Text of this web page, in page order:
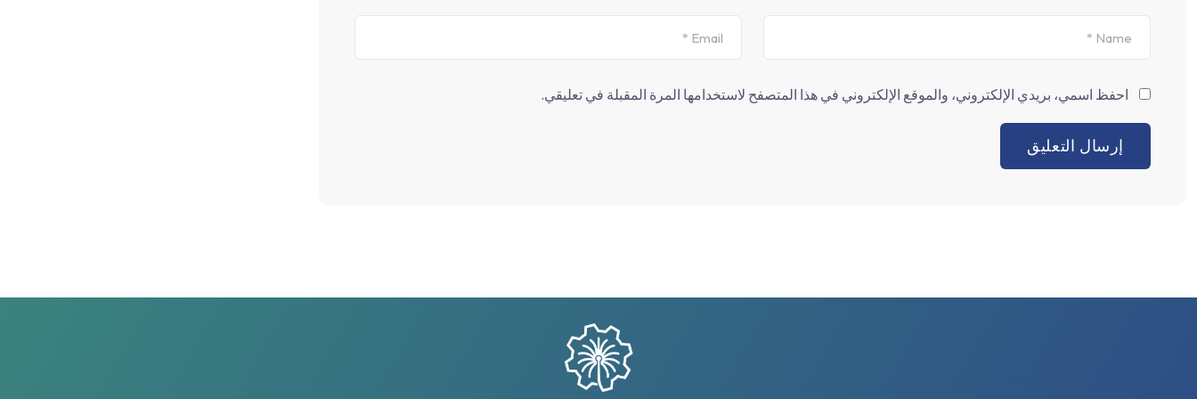
احفظ اسمي، بريدي الإلكتروني، والموقع الإلكتروني في هذا المتصفح لاستخدامها المرة المقبلة في تعليقي.